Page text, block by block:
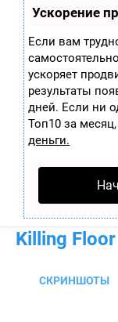
Ускорение
Если вам
ускоряет
результаты
дней. Если ни
Топ10 за
деньги.
Killing Floor
СКРИНШОТЫ